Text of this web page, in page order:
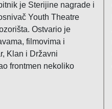
je Sterijine nagrade i
Youth Theatre
Ostvario je
filmovima i
Klan i Državni
frontmen nekoliko